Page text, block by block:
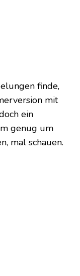
finde,
mit
ein
genug um
mal schauen.